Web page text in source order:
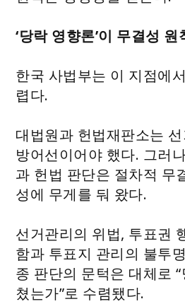
‘당락 영향론’이 무결성
한국 사법부는 이 지점에
렵다.
대법원과 헌법재판소는
방어선이어야 했다. 그러
과 헌법 판단은 절차적 무
성에 무게를 둬 왔다.
선거관리의 위법, 투표권
함과 투표지 관리의 불투
종 판단의 문턱은 대체로
쳤는가”로 수렴됐다.